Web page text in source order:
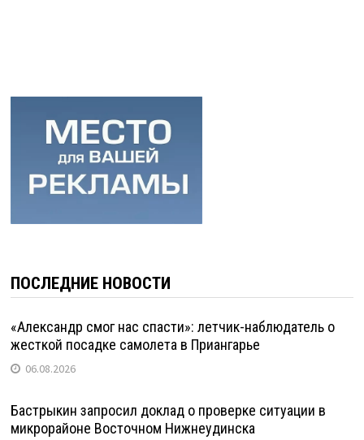
ПОСЛЕДНИЕ НОВОСТИ
«Александр смог нас спасти»: летчик-наблюдатель о
жесткой посадке самолета в Приангарье
06.08.2026
Бастрыкин запросил доклад о проверке ситуации в
микрорайоне Восточном Нижнеудинска